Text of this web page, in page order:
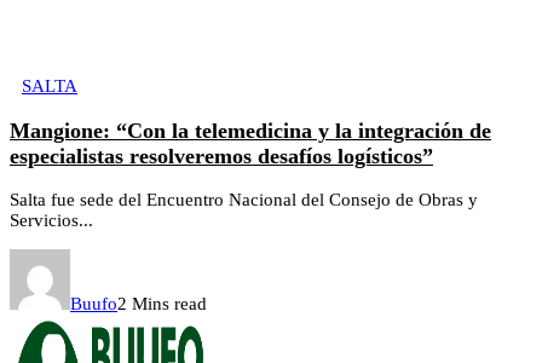
SALTA
Mangione: “Con la telemedicina y la integración de
especialistas resolveremos desafíos logísticos”
Salta fue sede del Encuentro Nacional del Consejo de Obras y
Servicios...
Buufo2 Mins read